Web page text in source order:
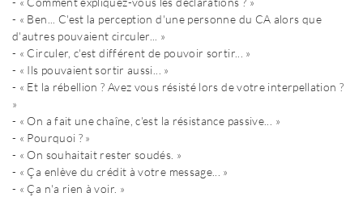
- « Ben... C'est la perception d'une personne du CA alors que
d'autres pouvaient circuler... »
- « Circuler, c'est différent de pouvoir sortir... »
- « Ils pouvaient sortir aussi... »
- « Et la rébellion ? Avez vous résisté lors de votre interpellation ?
»
- « On a fait une chaîne, c'est la résistance passive... »
- « Pourquoi ? »
- « On souhaitait rester soudés. »
- « Ça enlève du crédit à votre message... »
- « Ça n'a rien à voir. »